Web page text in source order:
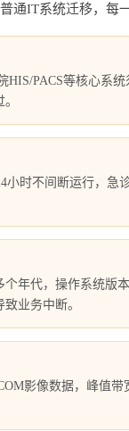
通IT系统迁移，每
HIS/PACS等核心系
小时不间断运行，
年代，操作系统版
业务中断。
影像数据，峰值